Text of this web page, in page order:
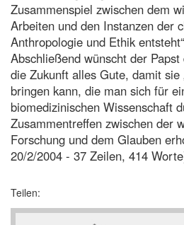
Zusammenspiel zwischen dem
Arbeiten und den Instanzen der
Anthropologie und Ethik
Abschließend wünscht der
die Zukunft alles Gute, damit sie
bringen kann, die man sich für
biomedizinischen Wissenschaft
Zusammentreffen zwischen der
Forschung und dem Glauben
20/2/2004 - 37 Zeilen, 414
Teilen: